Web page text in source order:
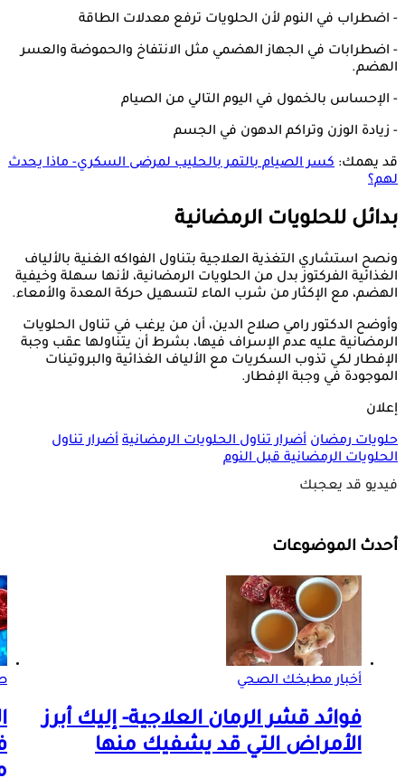
- اضطراب في النوم لأن الحلويات ترفع معدلات الطاقة
- اضطرابات في الجهاز الهضمي مثل الانتفاخ والحموضة والعسر
الهضم.
- الإحساس بالخمول في اليوم التالي من الصيام
- زيادة الوزن وتراكم الدهون في الجسم
قد يهمك: كسر الصيام بالتمر بالحليب لمرضى السكري- ماذا يحدث
لهم؟
بدائل للحلويات الرمضانية
ونصح استشاري التغذية العلاجية بتناول الفواكه الغنية بالألياف
الغذائية الفركتوز بدل من الحلويات الرمضانية، لأنها سهلة وخيفية
الهضم، مع الإكثار من شرب الماء لتسهيل حركة المعدة والأمعاء.
وأوضح الدكتور رامي صلاح الدين، أن من يرغب في تناول الحلويات
الرمضانية عليه عدم الإسراف فيها، بشرط أن يتناولها عقب وجبة
الإفطار لكي تذوب السكريات مع الألياف الغذائية والبروتينات
الموجودة في وجبة الإفطار.
إعلان
حلويات رمضان أضرار تناول الحلويات الرمضانية أضرار تناول
الحلويات الرمضانية قبل النوم
فيديو قد يعجبك
أحدث الموضوعات
أخبار مطبخك الصحي
فوائد قشر الرمان العلاجية- إليك أبرز
الأمراض التي قد يشفيك منها